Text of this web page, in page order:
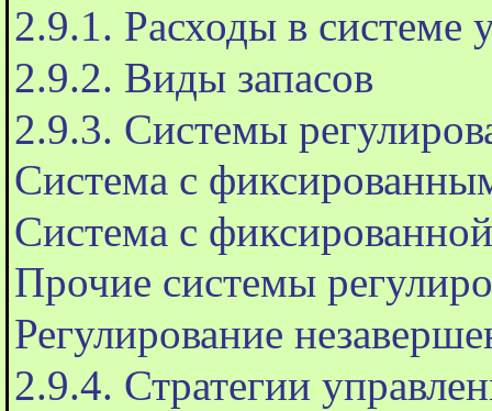
2.9.1. Расходы в системе
2.9.2. Виды запасов
2.9.3. Системы
Система с
Система с
Прочие системы
Регулирование
2.9.4. Стратегии